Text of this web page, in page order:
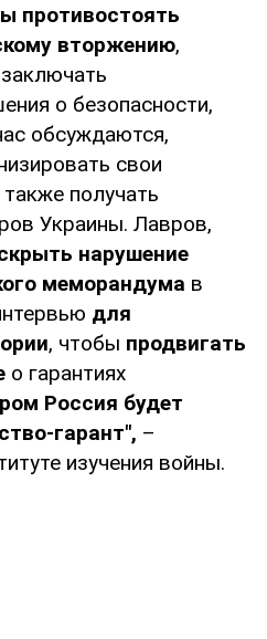
противостоять
вторжению,
о безопасности,
обсуждаются,
свои
получать
Украины. Лавров,
нарушение
меморандума в
для
, чтобы продвигать
о гарантиях
Россия будет
гарант", –
изучения войны.